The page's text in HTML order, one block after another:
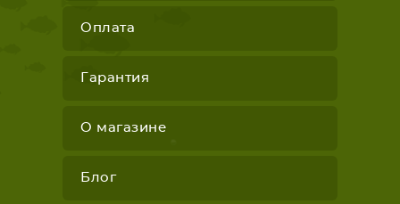
Оплата
Гарантия
О магазине
Блог